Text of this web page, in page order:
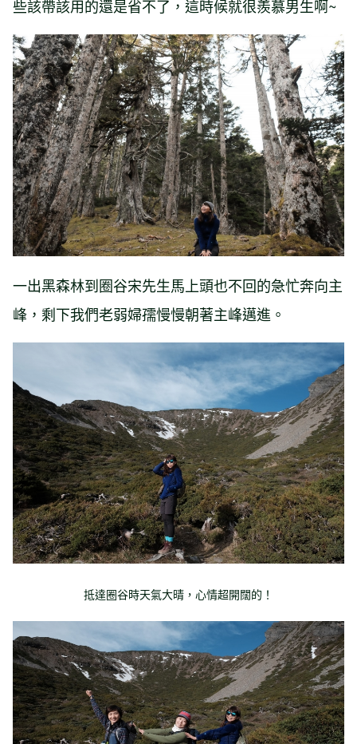
些該帶該用的還是省不了，這時候就很羨慕男生啊~
一出黑森林到圈谷宋先生馬上頭也不回的急忙奔向主
峰，剩下我們老弱婦孺慢慢朝著主峰邁進。
抵達圈谷時天氣大晴，心情超開闊的！